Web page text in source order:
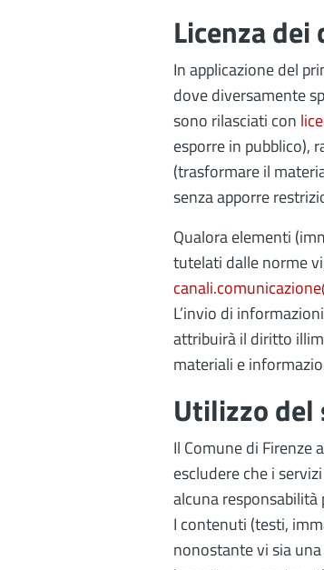
Licenza
In applicazione del
dove diversamente
sono rilasciati con
esporre in pubblico),
(trasformare il
senza apporre
Qualora elementi
tutelati dalle norme
L’invio di
attribuirà il diritto
materiali e
Utilizzo del
Il Comune di Firenze
escludere che i
alcuna responsabilità
I contenuti (testi,
nonostante vi sia